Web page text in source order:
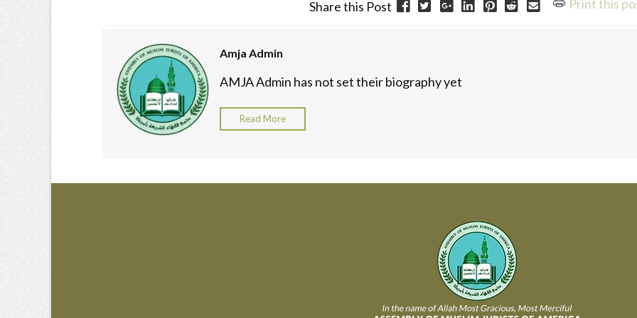
Share this Post Print this
Amja Admin
AMJA Admin has not set their biography yet
Read More